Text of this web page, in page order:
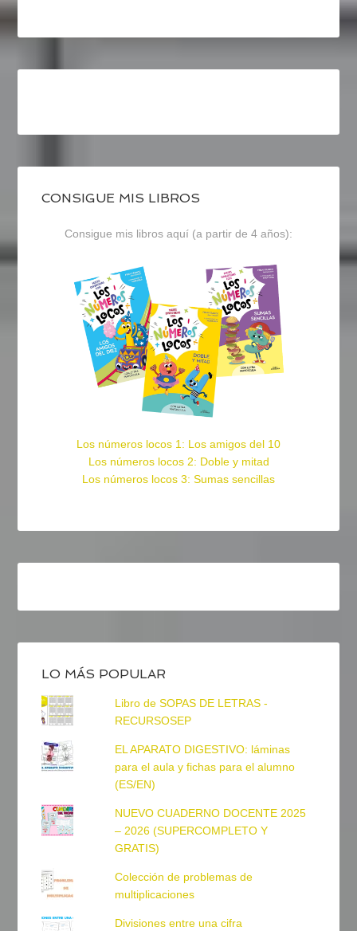
CONSIGUE MIS LIBROS
Consigue mis libros aquí (a partir de 4 años):
Los números locos 1: Los amigos del 10
Los números locos 2: Doble y mitad
Los números locos 3: Sumas sencillas
LO MÁS POPULAR
Libro de SOPAS DE LETRAS -
RECURSOSEP
EL APARATO DIGESTIVO: láminas
para el aula y fichas para el alumno
(ES/EN)
NUEVO CUADERNO DOCENTE 2025
– 2026 (SUPERCOMPLETO Y
GRATIS)
Colección de problemas de
multiplicaciones
Divisiones entre una cifra